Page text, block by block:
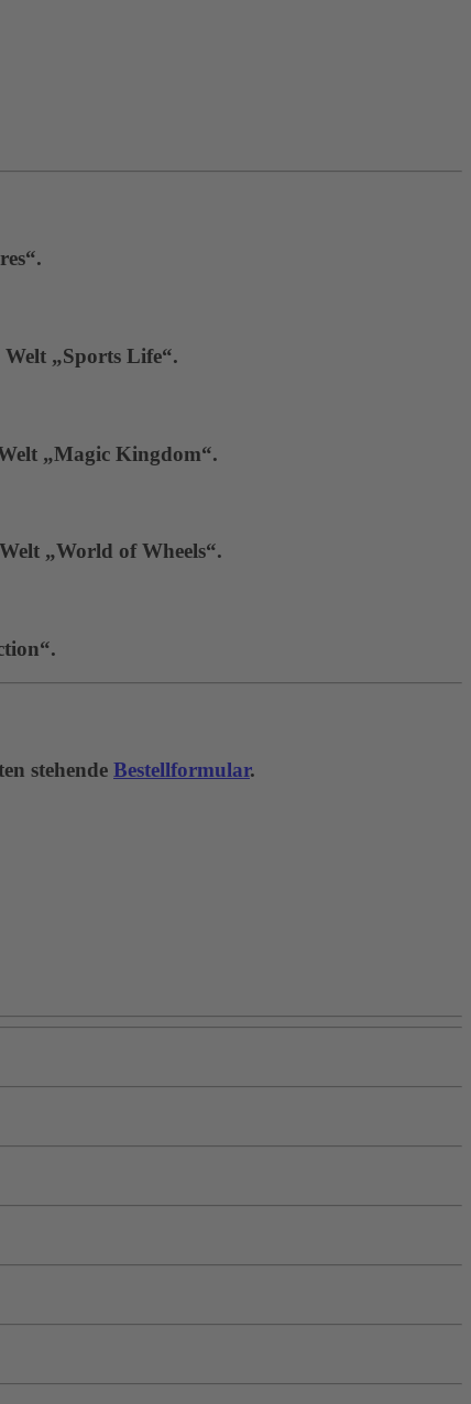
„Sports Life“.
„Magic Kingdom“.
„World of Wheels“.
stehende Bestellformular.